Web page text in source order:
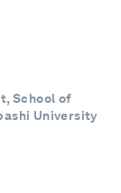
School of
University